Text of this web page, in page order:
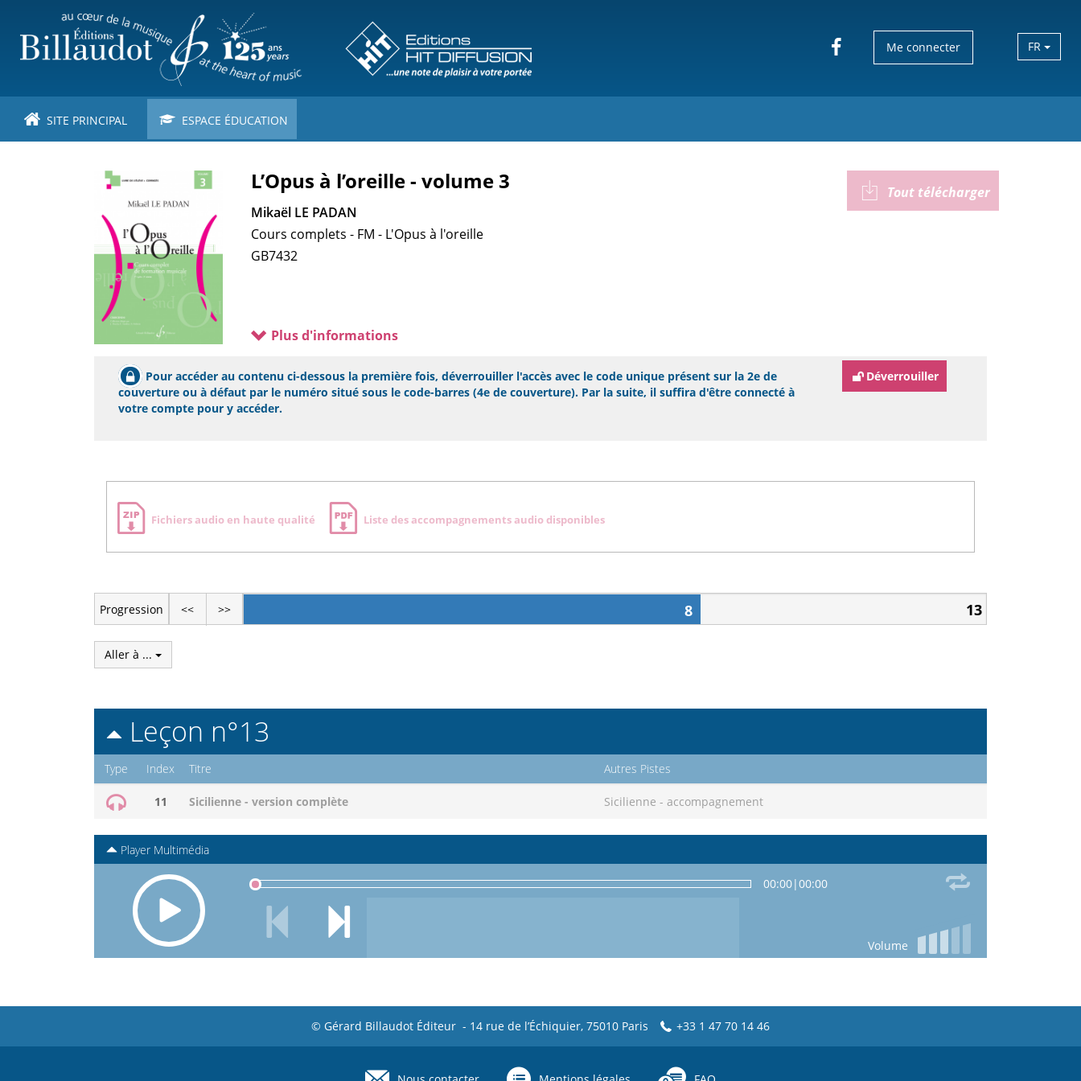
contenu
principal
Me connecter FR
SITE PRINCIPAL ESPACE ÉDUCATION
L’Opus à l’oreille - volume 3
Mikaël LE PADAN
Cours complets - FM - L'Opus à l'oreille
GB7432
Plus d'informations
Tout télécharger
Pour accéder au contenu ci-dessous la première fois, déverrouiller l'accès avec le code unique présent sur la 2e de
couverture ou à défaut par le numéro situé sous le code-barres (4e de couverture). Par la suite, il suffira d'être connecté à
votre compte pour y accéder.
Déverrouiller
Zone
de
téléchargement
Fichiers audio en haute qualité Liste des accompagnements audio disponibles
Progression << >> 8 13
Aller à ...
Leçon n°13
Type Index Titre Autres Pistes
11 Sicilienne - version complète Sicilienne - accompagnement
Player Multimédia
00:00|00:00
Volume
© Gérard Billaudot Éditeur - 14 rue de l’Échiquier, 75010 Paris +33 1 47 70 14 46